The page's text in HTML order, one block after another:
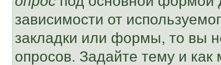
зависимости от
закладки или формы, то вы
опросов. Задайте тему и